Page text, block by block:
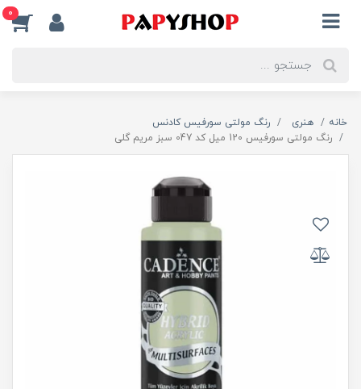
0
خانه هنری
رنگ مولتی سورفیس کادنس
رنگ مولتی سورفیس 120 میل کد 047 سبز مریم گلی